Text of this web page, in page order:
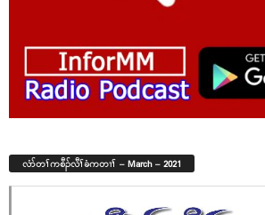
လံာ်တၢ်ကစီၣ်လီၢ်ခံကတၢၢ် – March – 2021